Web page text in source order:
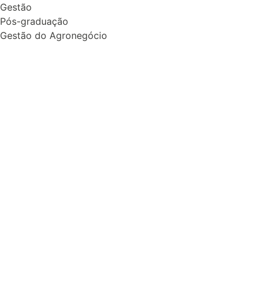
Gestão
Pós-graduação
Gestão do Agronegócio